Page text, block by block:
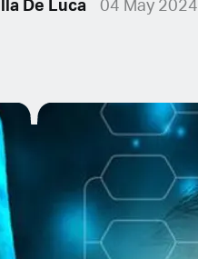
De Luca 04 May 2024